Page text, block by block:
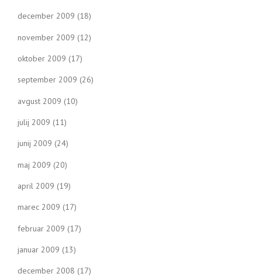
december 2009 (18)
november 2009 (12)
oktober 2009 (17)
september 2009 (26)
avgust 2009 (10)
julij 2009 (11)
junij 2009 (24)
maj 2009 (20)
april 2009 (19)
marec 2009 (17)
februar 2009 (17)
januar 2009 (13)
december 2008 (17)